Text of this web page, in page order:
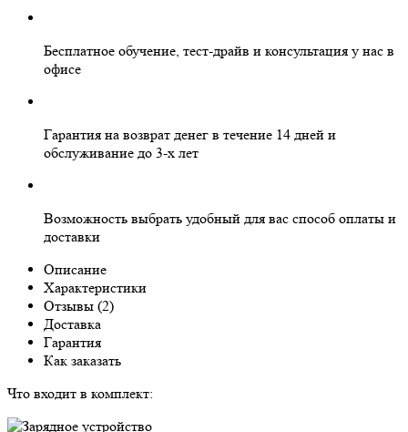
Бесплатное обучение, тест-драйв и консультация у нас в
офисе
Гарантия на возврат денег в течение 14 дней и
обслуживание до 3-х лет
Возможность выбрать удобный для вас способ оплаты и
доставки
Описание
Характеристики
Отзывы (2)
Доставка
Гарантия
Как заказать
Что входит в комплект: